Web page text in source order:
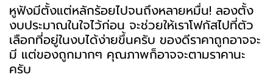
หูฟังมีตั้งแต่หลักร้อยไปจนถึงหลายหมื่น! ลองตั้ง
งบประมาณในใจไว้ก่อน จะช่วยให้เราโฟกัสไปที่ตัว
เลือกที่อยู่ในงบได้ง่ายขึ้นครับ ของดีราคาถูกอาจจะ
มี แต่ของถูกมากๆ คุณภาพก็อาจจะตามราคานะ
ครับ